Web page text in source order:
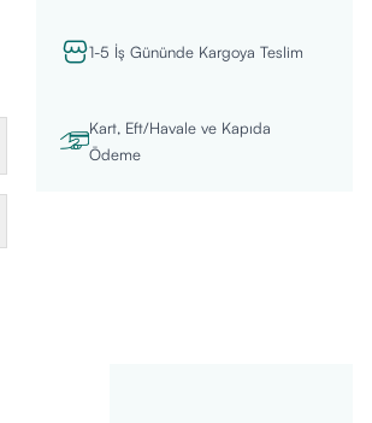
1-5 İş Gününde Kargoya Teslim
Kart, Eft/Havale ve Kapıda
Ödeme